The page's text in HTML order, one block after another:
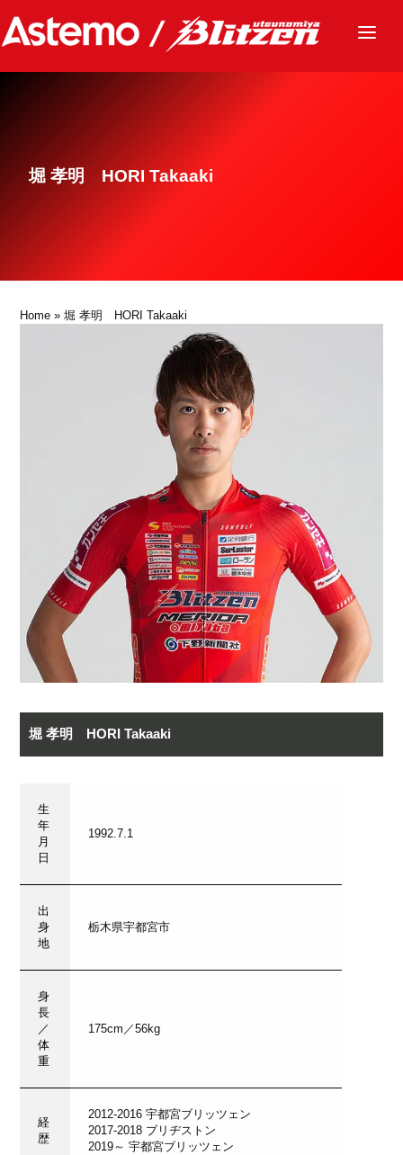
ニュース
グッズ
堀 孝明 HORI Takaaki
Home » 堀 孝明 HORI Takaaki
堀 孝明 HORI Takaaki
生
年
月
日
1992.7.1
出
身
地
栃木県宇都宮市
身
長
／
体
重
175cm／56kg
経
歴
2012-2016 宇都宮ブリッツェン
2017-2018 ブリヂストン
2019～ 宇都宮ブリッツェン